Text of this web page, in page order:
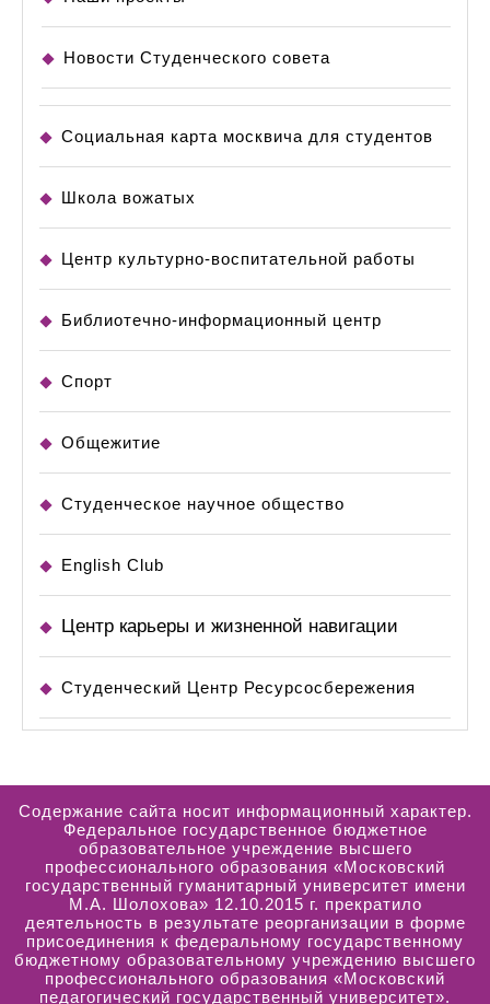
Новости Студенческого совета
Социальная карта москвича для студентов
Школа вожатых
Центр культурно-воспитательной работы
Библиотечно-информационный центр
Спорт
Общежитие
Студенческое научное общество
English Club
Центр карьеры и жизненной навигации
Студенческий Центр Ресурсосбережения
Содержание сайта носит информационный характер.
Федеральное государственное бюджетное
образовательное учреждение высшего
профессионального образования «Московский
государственный гуманитарный университет имени
М.А. Шолохова» 12.10.2015 г. прекратило
деятельность в результате реорганизации в форме
присоединения к федеральному государственному
бюджетному образовательному учреждению высшего
профессионального образования «Московский
педагогический государственный университет».